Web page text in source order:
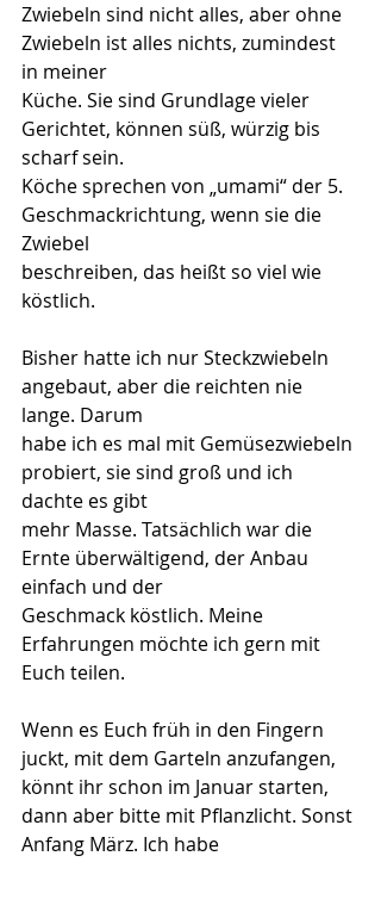
Zwiebeln sind nicht alles, aber ohne
Zwiebeln ist alles nichts, zumindest
in meiner
Küche. Sie sind Grundlage vieler
Gerichtet, können süß, würzig bis
scharf sein.
Köche sprechen von „umami“ der 5.
Geschmackrichtung, wenn sie die
Zwiebel
beschreiben, das heißt so viel wie
köstlich.
Bisher hatte ich nur Steckzwiebeln
angebaut, aber die reichten nie
lange. Darum
habe ich es mal mit Gemüsezwiebeln
probiert, sie sind groß und ich
dachte es gibt
mehr Masse. Tatsächlich war die
Ernte überwältigend, der Anbau
einfach und der
Geschmack köstlich. Meine
Erfahrungen möchte ich gern mit
Euch teilen.
Wenn es Euch früh in den Fingern
juckt, mit dem Garteln anzufangen,
könnt ihr schon im Januar starten,
dann aber bitte mit Pflanzlicht. Sonst
Anfang März. Ich habe